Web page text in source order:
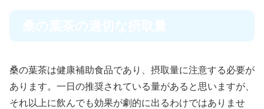
桑の葉茶は健康補助食品であり、摂取量に注意する必要が
あります。一日の推奨されている量があると思いますが、
それ以上に飲んでも効果が劇的に出るわけではありませ